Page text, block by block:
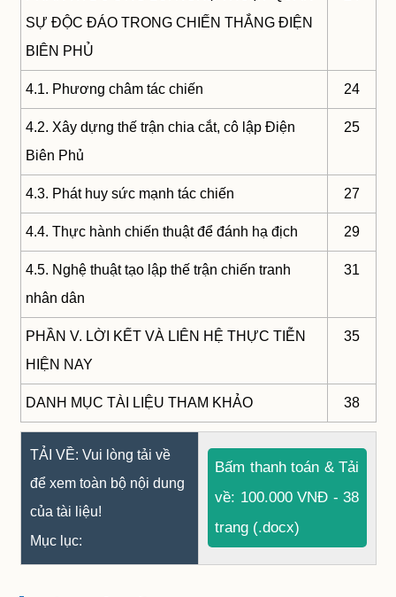
SỰ ĐỘC ĐÁO TRONG CHIẾN THẮNG ĐIỆN
BIÊN PHỦ
4.1. Phương châm tác chiến 24
4.2. Xây dựng thế trận chia cắt, cô lập Điện
Biên Phủ
25
4.3. Phát huy sức mạnh tác chiến 27
4.4. Thực hành chiến thuật để đánh hạ địch 29
4.5. Nghệ thuật tạo lập thế trận chiến tranh
nhân dân
31
PHẦN V. LỜI KẾT VÀ LIÊN HỆ THỰC TIỄN
HIỆN NAY
35
DANH MỤC TÀI LIỆU THAM KHẢO 38
TẢI VỀ: Vui lòng tải về
để xem toàn bộ nội dung
của tài liệu!
Mục lục:
Bấm thanh toán & Tải
về: 100.000 VNĐ - 38
trang (.docx)